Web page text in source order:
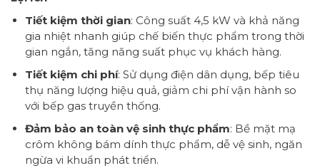
Tiết kiệm thời gian: Công suất 4,5 kW và khả năng
gia nhiệt nhanh giúp chế biến thực phẩm trong thời
gian ngắn, tăng năng suất phục vụ khách hàng.
Tiết kiệm chi phí: Sử dụng điện dân dụng, bếp tiêu
thụ năng lượng hiệu quả, giảm chi phí vận hành so
với bếp gas truyền thống.
Đảm bảo an toàn vệ sinh thực phẩm: Bề mặt mạ
crôm không bám dính thực phẩm, dễ vệ sinh, ngăn
ngừa vi khuẩn phát triển.